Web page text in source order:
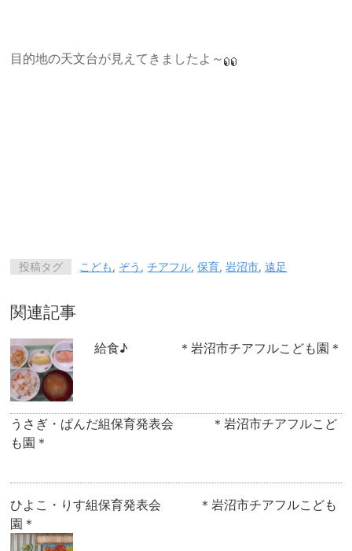
目的地の天文台が見えてきましたよ～
投稿タグ こども, ぞう ,チアフル,保育,岩沼市,遠足
関連記事
給食♪ ＊岩沼市チアフルこども園＊
うさぎ・ぱんだ組保育発表会 ＊岩沼市チアフルこど
も園＊
ひよこ・りす組保育発表会 ＊岩沼市チアフルこども
園＊